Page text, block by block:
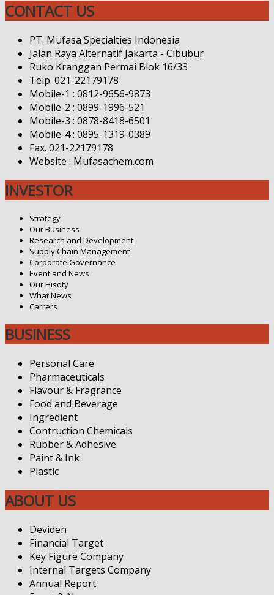
CONTACT US
PT. Mufasa Specialties Indonesia
Jalan Raya Alternatif Jakarta - Cibubur
Ruko Kranggan Permai Blok 16/33
Telp. 021-22179178
Mobile-1 : 0812-9656-9873
Mobile-2 : 0899-1996-521
Mobile-3 : 0878-8418-6501
Mobile-4 : 0895-1319-0389
Fax. 021-22179178
Website : Mufasachem.com
INVESTOR
Strategy
Our Business
Research and Development
Supply Chain Management
Corporate Governance
Event and News
Our Hisoty
What News
Carrers
BUSINESS
Personal Care
Pharmaceuticals
Flavour & Fragrance
Food and Beverage
Ingredient
Contruction Chemicals
Rubber & Adhesive
Paint & Ink
Plastic
ABOUT US
Deviden
Financial Target
Key Figure Company
Internal Targets Company
Annual Report